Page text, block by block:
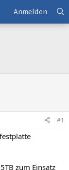
Anmelden
#1
zum Einsatz